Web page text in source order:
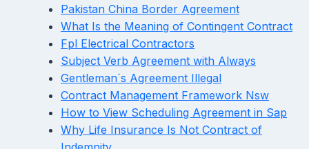
Pakistan China Border Agreement
What Is the Meaning of Contingent Contract
Fpl Electrical Contractors
Subject Verb Agreement with Always
Gentleman`s Agreement Illegal
Contract Management Framework Nsw
How to View Scheduling Agreement in Sap
Why Life Insurance Is Not Contract of